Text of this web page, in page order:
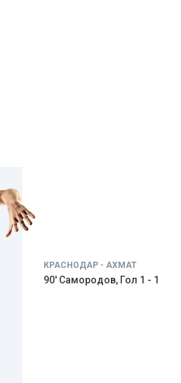
КРАСНОДАР - АХМАТ
90' Самородов, Гол 1 - 1